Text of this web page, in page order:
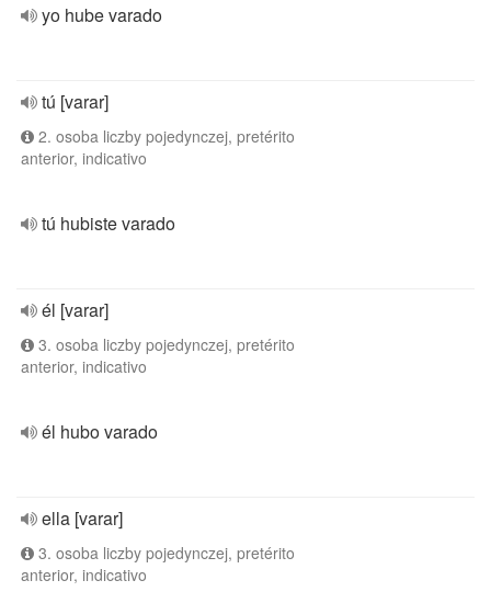
yo hube varado
tú [varar]
2. osoba liczby pojedynczej, pretérito
anterior, indicativo
tú hubiste varado
él [varar]
3. osoba liczby pojedynczej, pretérito
anterior, indicativo
él hubo varado
ella [varar]
3. osoba liczby pojedynczej, pretérito
anterior, indicativo